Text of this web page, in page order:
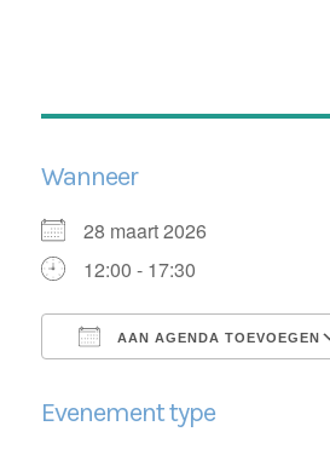
Wanneer
28 maart 2026
12:00 - 17:30
AAN AGENDA TOEVOEGEN
Evenement type